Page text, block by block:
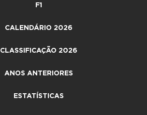
F1
CALENDÁRIO 2026
CLASSIFICAÇÃO 2026
ANOS ANTERIORES
ESTATÍSTICAS